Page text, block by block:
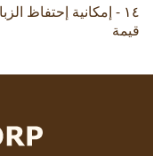
١٤ - إمكانية إحتفاظ
قيمة